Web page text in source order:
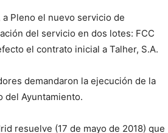
Pleno el nuevo servicio de
del servicio en dos lotes: FCC
el contrato inicial a Talher, S.A.
demandaron la ejecución de la
del Ayuntamiento.
resuelve (17 de mayo de 2018) que